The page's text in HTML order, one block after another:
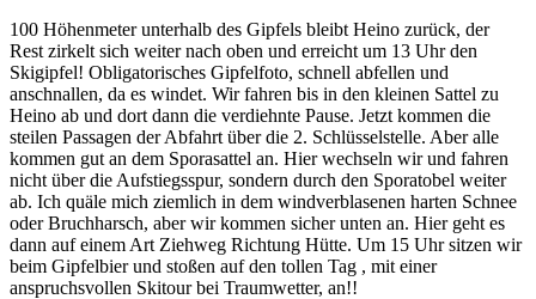
100 Höhenmeter unterhalb des Gipfels bleibt Heino zurück, der
Rest zirkelt sich weiter nach oben und erreicht um 13 Uhr den
Skigipfel! Obligatorisches Gipfelfoto, schnell abfellen und
anschnallen, da es windet. Wir fahren bis in den kleinen Sattel zu
Heino ab und dort dann die verdiehnte Pause. Jetzt kommen die
steilen Passagen der Abfahrt über die 2. Schlüsselstelle. Aber alle
kommen gut an dem Sporasattel an. Hier wechseln wir und fahren
nicht über die Aufstiegsspur, sondern durch den Sporatobel weiter
ab. Ich quäle mich ziemlich in dem windverblasenen harten Schnee
oder Bruchharsch, aber wir kommen sicher unten an. Hier geht es
dann auf einem Art Ziehweg Richtung Hütte. Um 15 Uhr sitzen wir
beim Gipfelbier und stoßen auf den tollen Tag , mit einer
anspruchsvollen Skitour bei Traumwetter, an!!